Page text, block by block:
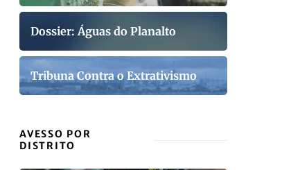
Dossier: Águas do Planalto
Tribuna Contra o Extrativismo
AVESSO POR
DISTRITO